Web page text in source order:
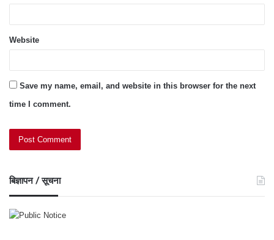
Website
Save my name, email, and website in this browser for the next
time I comment.
बिज्ञापन / सूचना